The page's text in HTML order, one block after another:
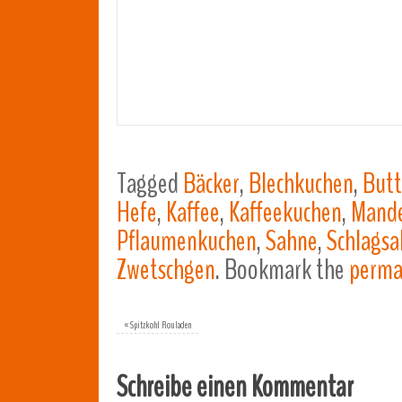
TaggedBäcker,Blechkuchen,
Hefe,Kaffee,Kaffeekuchen,
Pflaumenkuchen,Sahne,
Zwetschgen.Bookmark the
«Spitzkohl Rouladen
Schreibe einen Kommentar